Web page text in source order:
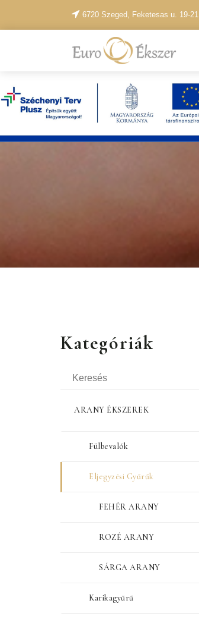
6720 Szeged, Feketesas u. 19-21
Kategóriák
ARANY ÉKSZEREK
Fülbevalók
Eljegyzési Gyűrűk
FEHÉR ARANY
ROZÉ ARANY
SÁRGA ARANY
Karikagyűrű